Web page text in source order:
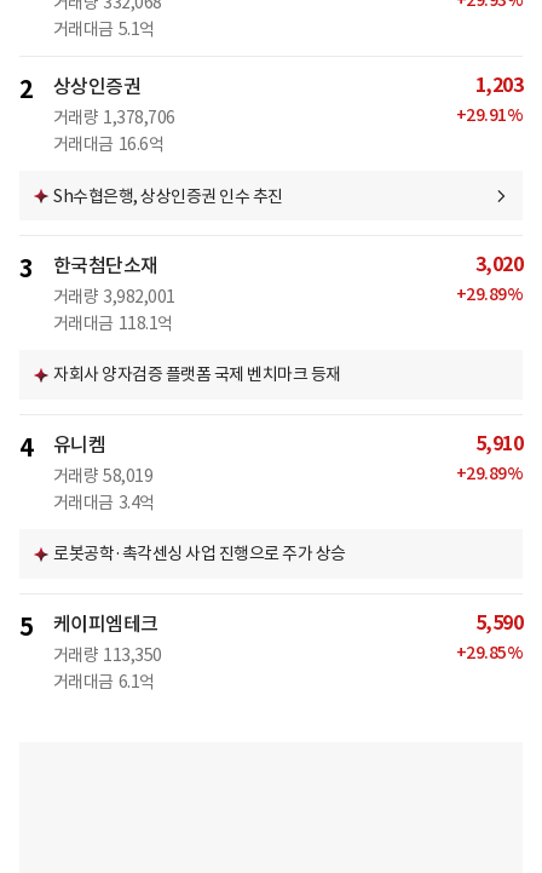
거래대금 5.1억
2 상상인증권
거래량 1,378,706
거래대금 16.6억
1,203
+29.91%
Sh수협은행, 상상인증권 인수 추진
3 한국첨단소재
거래량 3,982,001
거래대금 118.1억
3,020
+29.89%
자회사 양자검증 플랫폼 국제 벤치마크 등재
4 유니켐
거래량 58,019
거래대금 3.4억
5,910
+29.89%
로봇공학·촉각센싱 사업 진행으로 주가 상승
5 케이피엠테크
거래량 113,350
거래대금 6.1억
5,590
+29.85%